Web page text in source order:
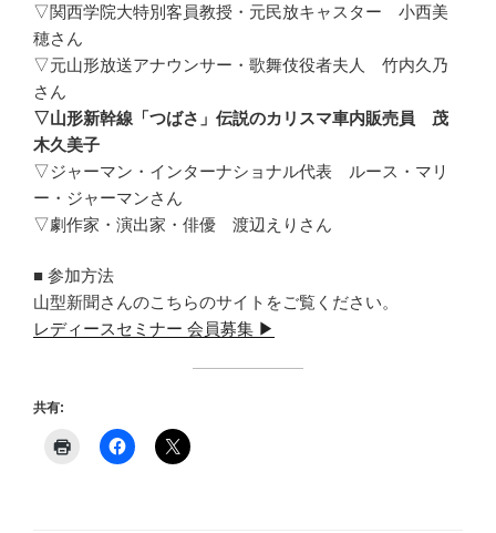
▽関西学院大特別客員教授・元民放キャスター 小西美
穂さん
▽元山形放送アナウンサー・歌舞伎役者夫人 竹内久乃
さん
▽山形新幹線「つばさ」伝説のカリスマ車内販売員 茂
木久美子
▽ジャーマン・インターナショナル代表 ルース・マリ
ー・ジャーマンさん
▽劇作家・演出家・俳優 渡辺えりさん
■ 参加方法
山型新聞さんのこちらのサイトをご覧ください。
レディースセミナー 会員募集 ▶
共有: